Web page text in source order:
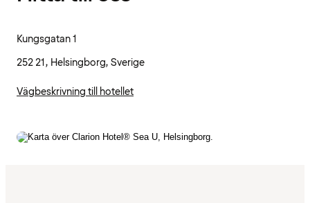
Kungsgatan 1
252 21, Helsingborg, Sverige
Vägbeskrivning till hotellet